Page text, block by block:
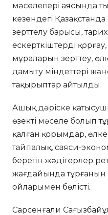
мәселелері аясында
кезендегі
зерттелу барысы,
ескерткіштерді
мұраларын зерттеу,
дамыту міндеттері
тақырыптар айтылды.
Ашық дәріске
өзекті мәселе болып
қалған қорымдар,
тайпалық, саяси-
беретін жәдігерлер
жағдайында тұрғанын
ойларымен бөлісті.
Сарсенғали